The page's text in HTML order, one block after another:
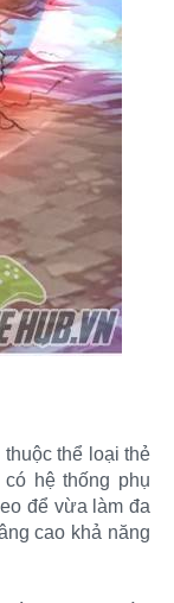
thể loại thẻ
hệ thống phụ
để vừa làm đa
cao khả năng